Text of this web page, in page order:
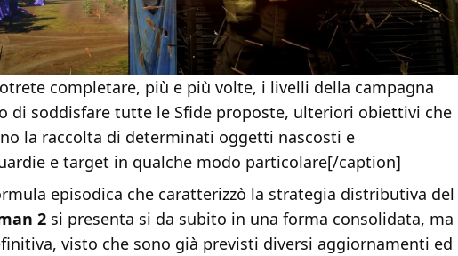
completare, più e più volte, i livelli della campagna
di soddisfare tutte le Sfide proposte, ulteriori obiettivi che
la raccolta di determinati oggetti nascosti e
e target in qualche modo particolare[/caption]
episodica che caratterizzò la strategia distributiva del
2 si presenta si da subito in una forma consolidata, ma
visto che sono già previsti diversi aggiornamenti ed